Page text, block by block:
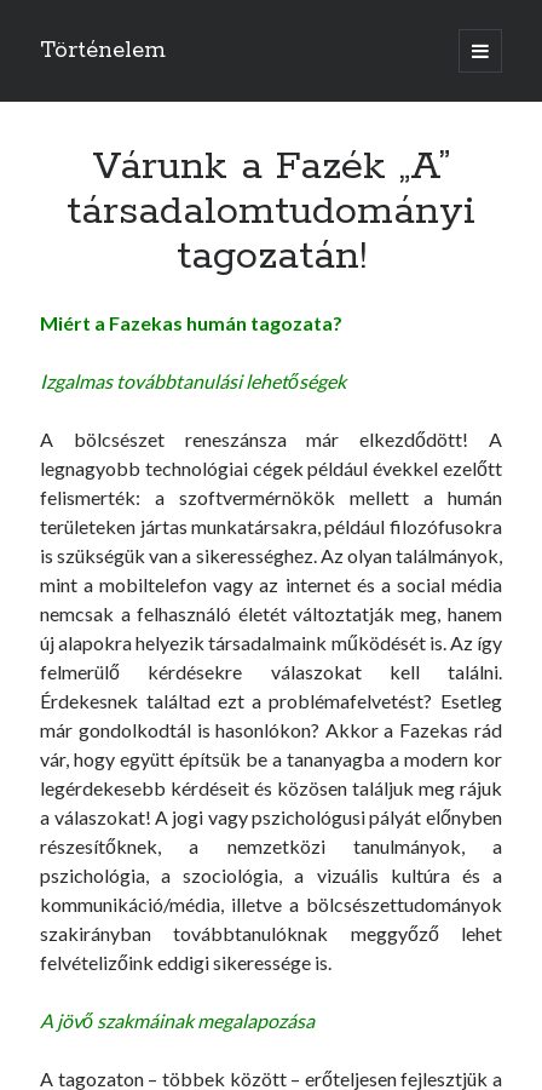
Történelem
open
primary
Várunk a Fazék „A”
társadalomtudományi
tagozatán!
Miért a Fazekas humán tagozata?
Izgalmas továbbtanulási lehetőségek
A bölcsészet reneszánsza már elkezdődött! A
legnagyobb technológiai cégek például évekkel ezelőtt
felismerték: a szoftvermérnökök mellett a humán
területeken jártas munkatársakra, például filozófusokra
is szükségük van a sikerességhez. Az olyan találmányok,
mint a mobiltelefon vagy az internet és a social média
nemcsak a felhasználó életét változtatják meg, hanem
új alapokra helyezik társadalmaink működését is. Az így
felmerülő kérdésekre válaszokat kell találni.
Érdekesnek találtad ezt a problémafelvetést? Esetleg
már gondolkodtál is hasonlókon? Akkor a Fazekas rád
vár, hogy együtt építsük be a tananyagba a modern kor
legérdekesebb kérdéseit és közösen találjuk meg rájuk
a válaszokat! A jogi vagy pszichológusi pályát előnyben
részesítőknek, a nemzetközi tanulmányok, a
pszichológia, a szociológia, a vizuális kultúra és a
kommunikáció/média, illetve a bölcsészettudományok
szakirányban továbbtanulóknak meggyőző lehet
felvételizőink eddigi sikeressége is.
A jövő szakmáinak megalapozása
A tagozaton – többek között – erőteljesen fejlesztjük a